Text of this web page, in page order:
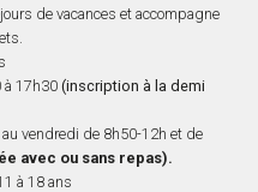
de vacances et accompagne
à 17h30 (inscription à la demi
vendredi de 8h50-12h et de
avec ou sans repas).
à 18 ans